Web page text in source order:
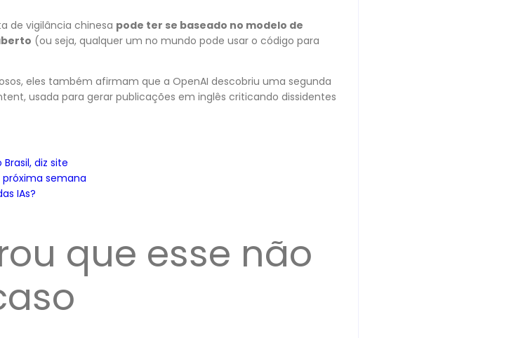
de vigilância chinesa pode ter se baseado no modelo de
(ou seja, qualquer um no mundo pode usar o código para
eles também afirmam que a OpenAI descobriu uma segunda
usada para gerar publicações em inglês criticando dissidentes
diz site
próxima semana
IAs?
que esse não